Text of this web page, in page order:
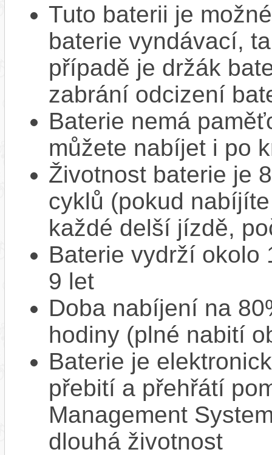
Tuto baterii je
baterie vyndávací,
případě je držák
zabrání odcizení
Baterie nemá
můžete nabíjet i po
Životnost baterie je
cyklů (pokud
každé delší jízdě,
Baterie vydrží okolo
9 let
Doba nabíjení na
hodiny (plné nabití
Baterie je
přebití a přehřátí
Management
dlouhá životnost